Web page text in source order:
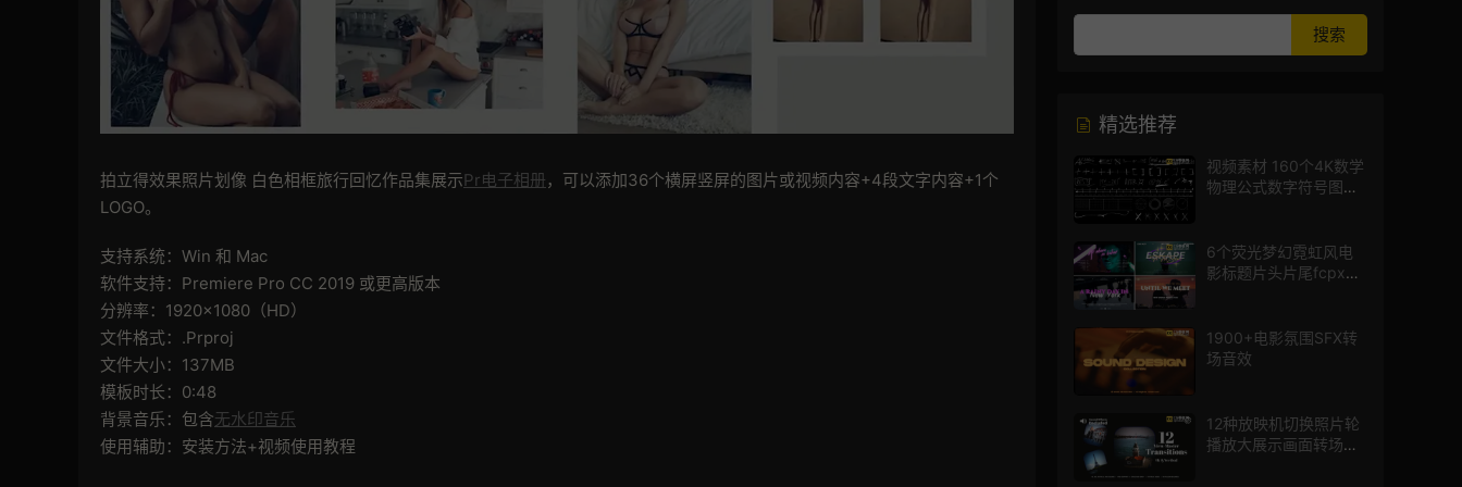
拍立得效果照片划像 白色相框旅行回忆作品集展示Pr电子相册 ，可以添加36个横屏竖屏的图片或视频内容+4段文字内容+1个
LOGO。
支持系统：Win 和 Mac
软件支持：Premiere Pro CC 2019 或更高版本
分辨率：1920×1080（HD）
文件格式：.Prproj
文件大小：137MB
模板时长：0:48
背景音乐：包含无水印音乐
使用辅助：安装方法+视频使用教程
精选推荐
视频素材 160个4K数学
物理公式数字符号图标
6个荧光梦幻霓虹风电
影标题片头片尾fcpx插
1900+电影氛围SFX转
场音效
12种放映机切换照片轮
播放大展示画面转场动